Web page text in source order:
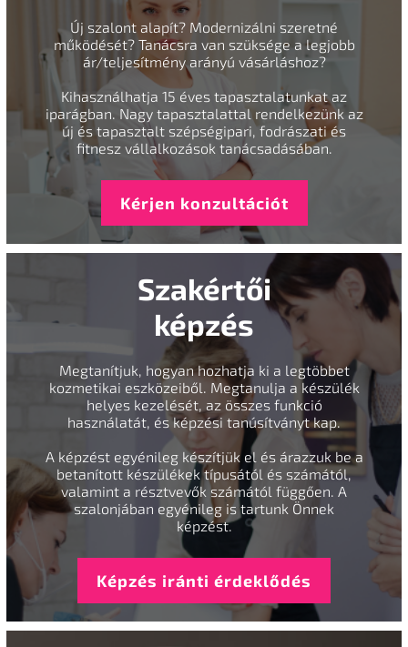
Új szalont alapít? Modernizálni szeretné
működését? Tanácsra van szüksége a legjobb
ár/teljesítmény arányú vásárláshoz?
Kihasználhatja 15 éves tapasztalatunkat az
iparágban. Nagy tapasztalattal rendelkezünk az
új és tapasztalt szépségipari, fodrászati és
fitnesz vállalkozások tanácsadásában.
Kérjen konzultációt
Szakértői
képzés
Megtanítjuk, hogyan hozhatja ki a legtöbbet
kozmetikai eszközeiből. Megtanulja a készülék
helyes kezelését, az összes funkció
használatát, és képzési tanúsítványt kap.
A képzést egyénileg készítjük el és árazzuk be a
betanított készülékek típusától és számától,
valamint a résztvevők számától függően. A
szalonjában egyénileg is tartunk Önnek
képzést.
Képzés iránti érdeklődés